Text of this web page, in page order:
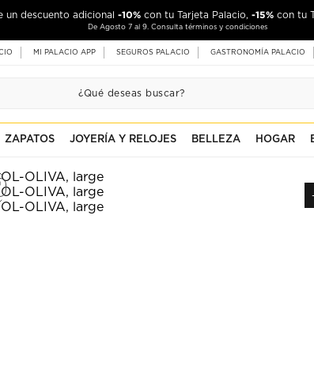
un descuento adicional -10% con tu Tarjeta Palacio, -15% con tu
De Agosto 7 al 9. Consulta términos y condiciones
MI PALACIO APP SEGUROS PALACIO GASTRONOMÍA PALACIO
ZAPATOS JOYERÍA Y RELOJES BELLEZA HOGAR